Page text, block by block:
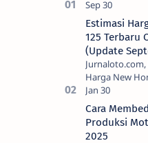
Estimasi
125 Terbaru
(Update
Harga New
OTR Kediri
2024) Brosis
Motor (AH…
Cara
Produksi
2025